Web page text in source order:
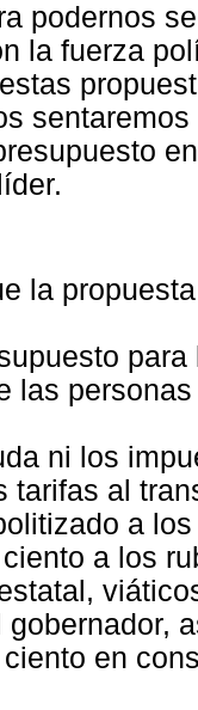
podernos
la fuerza
la
para
las
ni los
tarifas al
a
a los
en